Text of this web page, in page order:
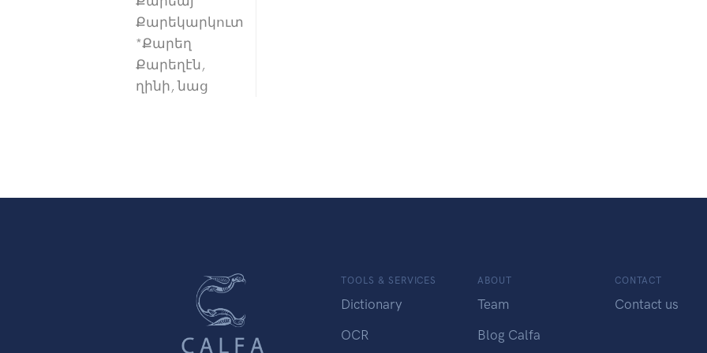
Քարեկարկուտ
*Քարեղ
Քարեղէն,
ղինի, նաց
TOOLS & SERVICES
Dictionary
OCR
ABOUT
Team
Blog Calfa
CONTACT
Contact us